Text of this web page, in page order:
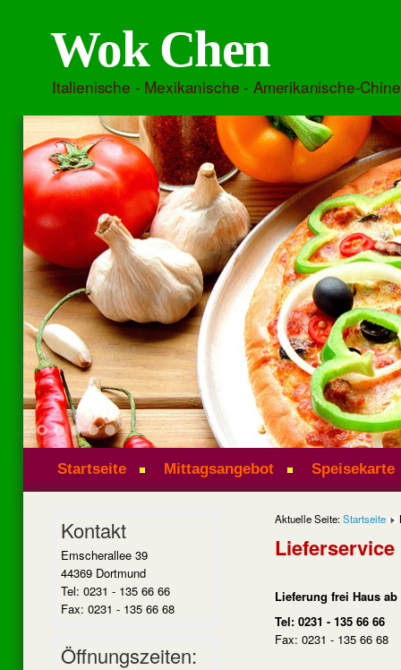
Wok Chen
Italienische - Mexikanische - Amerikanische-
1 2 3 4
5
Startseite
Mittagsangebot Speisekarte
Kontakt
Emscherallee 39
44369 Dortmund
Tel: 0231 - 135 66 66
Fax: 0231 - 135 66 68
Öffnungszeiten:
Aktuelle Seite:Startseite
Lieferservice
Lieferung frei Haus
Tel: 0231 - 135 66 66
Fax: 0231 - 135 66 68